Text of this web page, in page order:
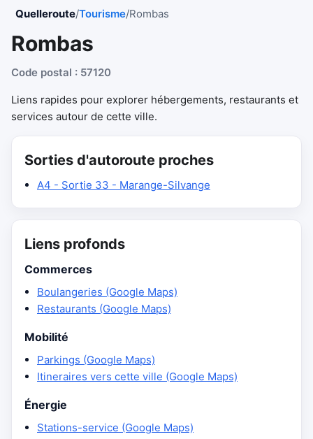
Quelleroute/Tourisme/Rombas
Rombas
Code postal : 57120
Liens rapides pour explorer hébergements, restaurants et
services autour de cette ville.
Sorties d'autoroute proches
A4 - Sortie 33 - Marange-Silvange
Liens profonds
Commerces
Boulangeries (Google Maps)
Restaurants (Google Maps)
Mobilité
Parkings (Google Maps)
Itineraires vers cette ville (Google Maps)
Énergie
Stations-service (Google Maps)